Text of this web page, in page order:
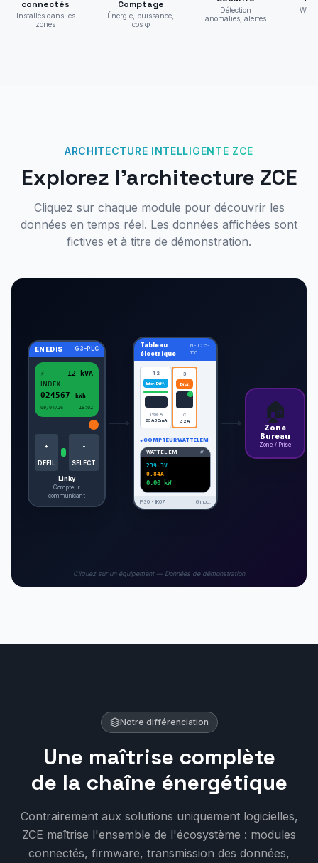
connectés
Installés dans les
zones
Comptage
Énergie, puissance,
cos φ
Détection
anomalies, alertes
Wi-
ARCHITECTURE INTELLIGENTE ZCE
Explorez l'architecture ZCE
Cliquez sur chaque module pour découvrir les
données en temps réel. Les données affichées sont
fictives et à titre de démonstration.
ENEDIS G3-PLC
⚡ 12 kVA
INDEX
024567 kWh
09/04/26 16:02
+
DEFIL
-
SELECT
Linky
Compteur
communicant
Tableau
électrique
NF C 15-
100
1 2
Inter. Diff.
Type A
63A 30mA
3
Disj.
C
32A
● COMPTEUR WATTEL EM
WATTEL EM
#1
239.3V
0.84A
0.00 kW
IP30 • IK07 6 mod.
🏠
Zone
Bureau
Zone / Prise
Cliquez sur un équipement — Données de démonstration
Notre différenciation
Une maîtrise complète
de la chaîne énergétique
Contrairement aux solutions uniquement logicielles,
ZCE maîtrise l'ensemble de l'écosystème : modules
connectés, firmware, transmission des données,